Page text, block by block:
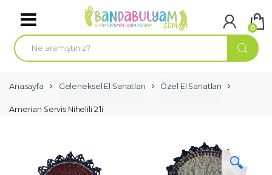
A
r
a
a
:
Anasayfa Geleneksel El Sanatları Özel El Sanatları
Amerian Servis Nihelili 2’li
🔍
0